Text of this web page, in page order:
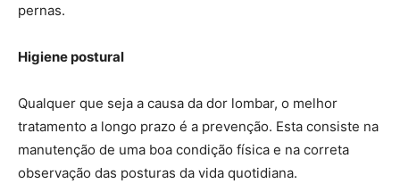
pernas.
Higiene postural
Qualquer que seja a causa da dor lombar, o melhor
tratamento a longo prazo é a prevenção. Esta consiste na
manutenção de uma boa condição física e na correta
observação das posturas da vida quotidiana.